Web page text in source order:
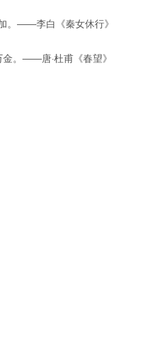
。——李白《秦女休行》
。——唐·杜甫《春望》